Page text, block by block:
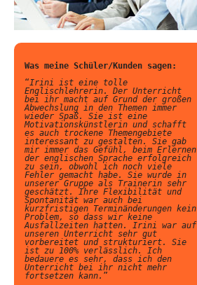
Was meine Schüler/Kunden sagen:
“Irini ist eine tolle
Englischlehrerin. Der Unterricht
bei ihr macht auf Grund der großen
Abwechslung in den Themen immer
wieder Spaß. Sie ist eine
Motivationskünstlerin und schafft
es auch trockene Themengebiete
interessant zu gestalten. Sie gab
mir immer das Gefühl, beim Erlernen
der englischen Sprache erfolgreich
zu sein, obwohl ich noch viele
Fehler gemacht habe. Sie wurde in
unserer Gruppe als Trainerin sehr
geschätzt. Ihre Flexibilität und
Spontanität war auch bei
kurzfristigen Terminänderungen kein
Problem, so dass wir keine
Ausfallzeiten hatten. Irini war auf
unseren Unterricht sehr gut
vorbereitet und strukturiert. Sie
ist zu 100% verlässlich. Ich
bedauere es sehr, dass ich den
Unterricht bei ihr nicht mehr
fortsetzen kann. ”